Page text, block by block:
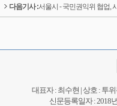
다음기사 :서울시 - 국민권익위 협업,
대표자 : 최수현 | 상호 : 투
신문등록일자 : 2018